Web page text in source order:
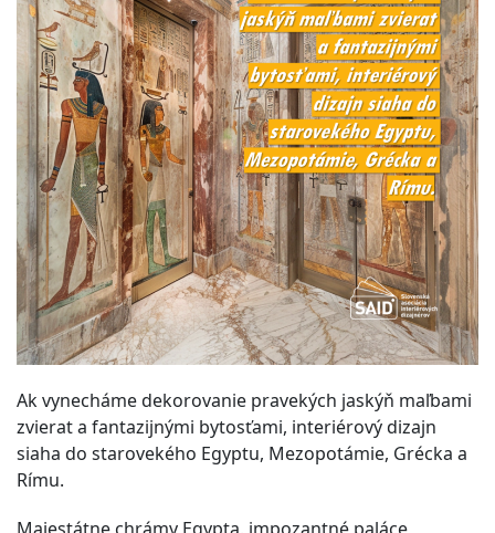
Ak vynecháme dekorovanie pravekých jaskýň maľbami
zvierat a fantazijnými bytosťami, interiérový dizajn
siaha do starovekého Egyptu, Mezopotámie, Grécka a
Rímu.